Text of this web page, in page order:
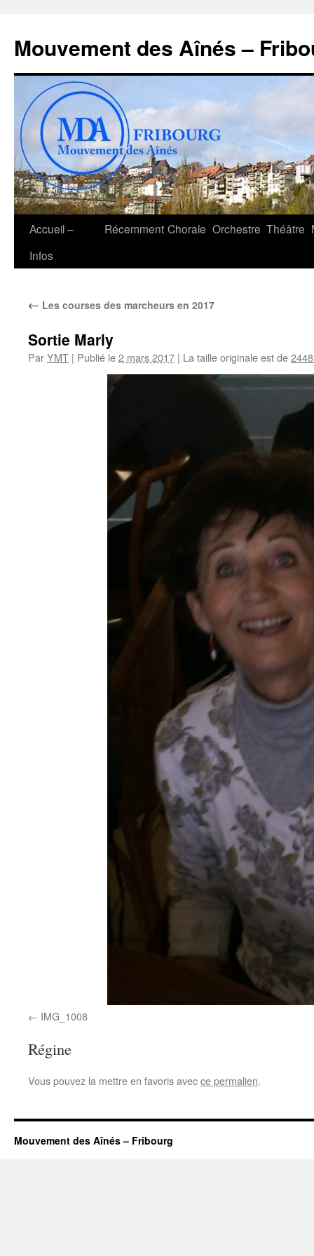
contenu
Mouvement des Aînés –
Accueil –
Infos
Récemment Chorale Orchestre Théâtre
← Les courses des marcheurs en 2017
Sortie Marly
ParYMT | Publié le2 mars 2017 | La taille originale est de
IMG_1008
Régine
Vous pouvez la mettre en favoris avecce permalien.
Mouvement des Aînés – Fribourg